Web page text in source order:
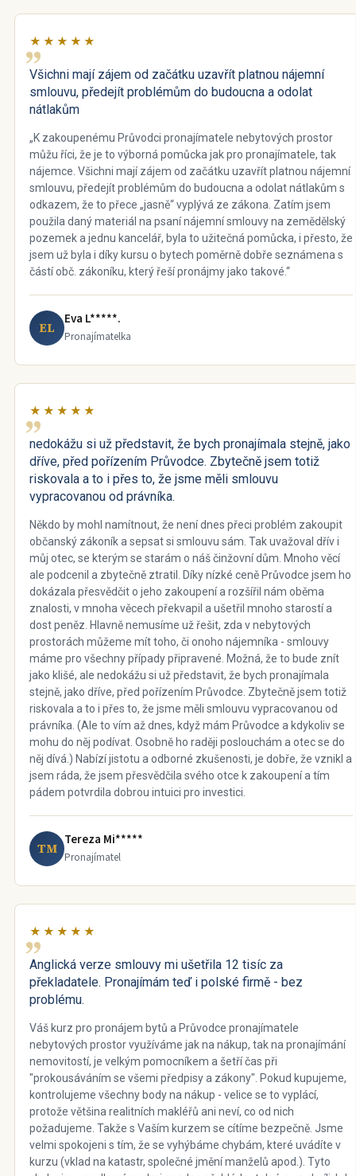
★★★★★
Všichni mají zájem od začátku uzavřít platnou nájemní
smlouvu, předejít problémům do budoucna a odolat
nátlakům
„K zakoupenému Průvodci pronajímatele nebytových prostor
můžu říci, že je to výborná pomůcka jak pro pronajímatele, tak
nájemce. Všichni mají zájem od začátku uzavřít platnou nájemní
smlouvu, předejít problémům do budoucna a odolat nátlakům s
odkazem, že to přece „jasně“ vyplývá ze zákona. Zatím jsem
použila daný materiál na psaní nájemní smlouvy na zemědělský
pozemek a jednu kancelář, byla to užitečná pomůcka, i přesto, že
jsem už byla i díky kursu o bytech poměrně dobře seznámena s
částí obč. zákoníku, který řeší pronájmy jako takové.“
EL Eva L*****.
Pronajímatelka
★★★★★
nedokážu si už představit, že bych pronajímala stejně, jako
dříve, před pořízením Průvodce. Zbytečně jsem totiž
riskovala a to i přes to, že jsme měli smlouvu
vypracovanou od právníka.
Někdo by mohl namítnout, že není dnes přeci problém zakoupit
občanský zákoník a sepsat si smlouvu sám. Tak uvažoval dřív i
můj otec, se kterým se starám o náš činžovní dům. Mnoho věcí
ale podcenil a zbytečně ztratil. Díky nízké ceně Průvodce jsem ho
dokázala přesvědčit o jeho zakoupení a rozšířil nám oběma
znalosti, v mnoha věcech překvapil a ušetřil mnoho starostí a
dost peněz. Hlavně nemusíme už řešit, zda v nebytových
prostorách můžeme mít toho, či onoho nájemníka - smlouvy
máme pro všechny případy připravené. Možná, že to bude znít
jako klišé, ale nedokážu si už představit, že bych pronajímala
stejně, jako dříve, před pořízením Průvodce. Zbytečně jsem totiž
riskovala a to i přes to, že jsme měli smlouvu vypracovanou od
právníka. (Ale to vím až dnes, když mám Průvodce a kdykoliv se
mohu do něj podívat. Osobně ho raději poslouchám a otec se do
něj dívá.) Nabízí jistotu a odborné zkušenosti, je dobře, že vznikl a
jsem ráda, že jsem přesvědčila svého otce k zakoupení a tím
pádem potvrdila dobrou intuici pro investici.
TM Tereza Mi*****
Pronajímatel
★★★★★
Anglická verze smlouvy mi ušetřila 12 tisíc za
překladatele. Pronajímám teď i polské firmě - bez
problému.
Váš kurz pro pronájem bytů a Průvodce pronajímatele
nebytových prostor využíváme jak na nákup, tak na pronajímání
nemovitostí, je velkým pomocníkem a šetří čas při
"prokousáváním se všemi předpisy a zákony". Pokud kupujeme,
kontrolujeme všechny body na nákup - velice se to vyplácí,
protože většina realitních makléřů ani neví, co od nich
požadujeme. Takže s Vaším kurzem se cítíme bezpečně. Jsme
velmi spokojeni s tím, že se vyhýbáme chybám, které uvádíte v
kurzu (vklad na katastr, společné jmění manželů apod.). Tyto